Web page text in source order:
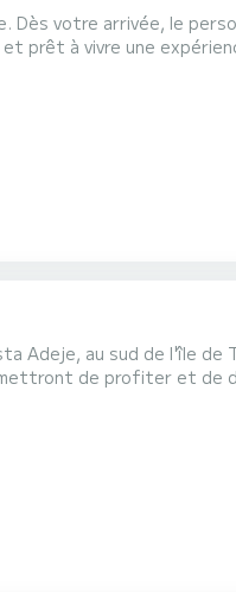
Dès votre arrivée, le
prêt à vivre une
pourrez vous
Adeje, au sud de l'île
de profiter et de
est un Dufour 410 d'une
pratique et